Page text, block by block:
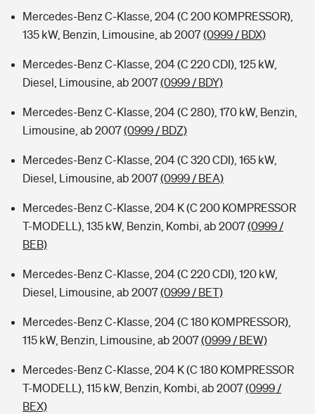
Mercedes-Benz C-Klasse, 204 (C 200 KOMPRESSOR),
135 kW, Benzin, Limousine, ab 2007(0999 / BDX)
Mercedes-Benz C-Klasse, 204 (C 220 CDI), 125 kW,
Diesel, Limousine, ab 2007(0999 / BDY)
Mercedes-Benz C-Klasse, 204 (C 280), 170 kW, Benzin,
Limousine, ab 2007(0999 / BDZ)
Mercedes-Benz C-Klasse, 204 (C 320 CDI), 165 kW,
Diesel, Limousine, ab 2007(0999 / BEA)
Mercedes-Benz C-Klasse, 204 K (C 200 KOMPRESSOR
T-MODELL), 135 kW, Benzin, Kombi, ab 2007(0999 /
BEB)
Mercedes-Benz C-Klasse, 204 (C 220 CDI), 120 kW,
Diesel, Limousine, ab 2007(0999 / BET)
Mercedes-Benz C-Klasse, 204 (C 180 KOMPRESSOR),
115 kW, Benzin, Limousine, ab 2007(0999 / BEW)
Mercedes-Benz C-Klasse, 204 K (C 180 KOMPRESSOR
T-MODELL), 115 kW, Benzin, Kombi, ab 2007(0999 /
BEX)